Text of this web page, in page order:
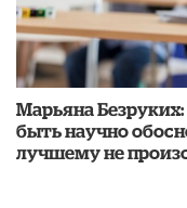
Марьяна
быть научно
лучшему не